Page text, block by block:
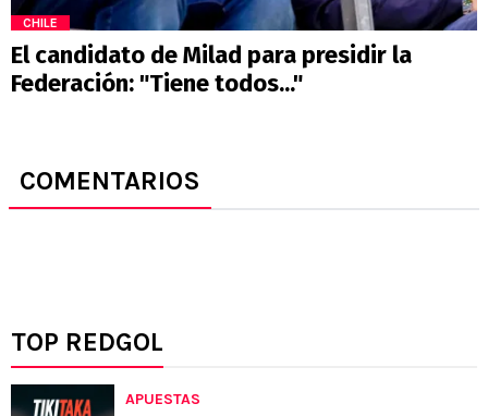
CHILE
El candidato de Milad para presidir la
Federación: "Tiene todos..."
COMENTARIOS
TOP REDGOL
APUESTAS